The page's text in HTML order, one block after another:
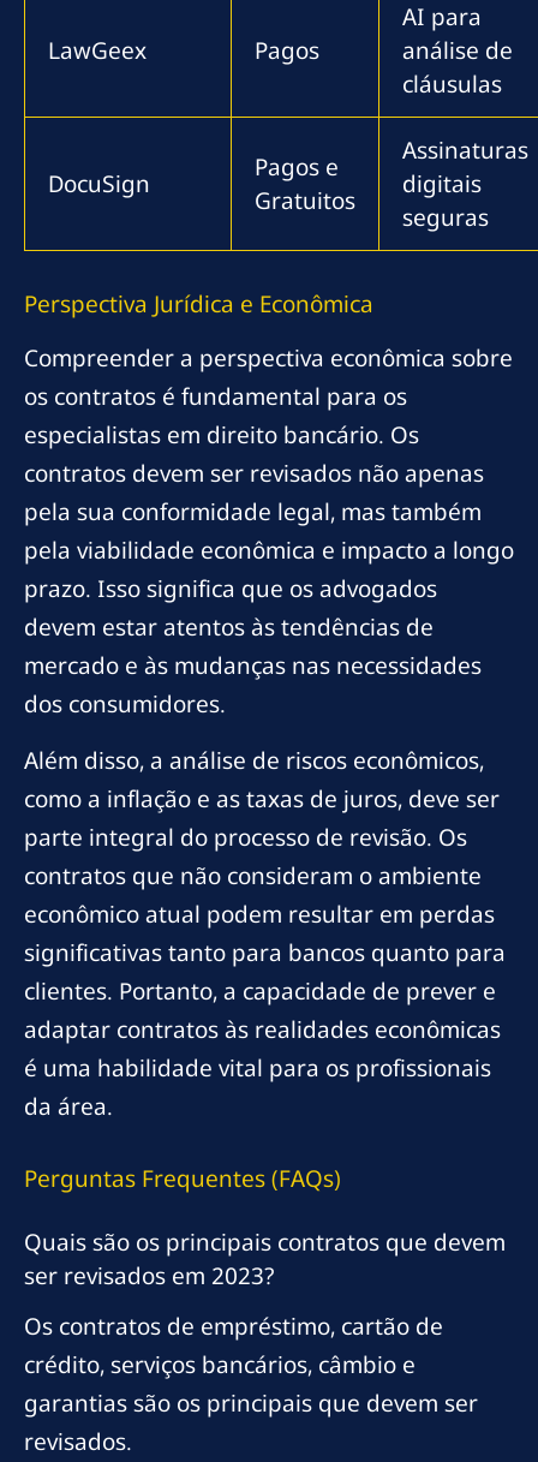
LawGeex Pagos
AI para
análise de
cláusulas
DocuSign
Pagos e
Gratuitos
Assinaturas
digitais
seguras
Perspectiva Jurídica e Econômica
Compreender a perspectiva econômica sobre
os contratos é fundamental para os
especialistas em direito bancário. Os
contratos devem ser revisados não apenas
pela sua conformidade legal, mas também
pela viabilidade econômica e impacto a longo
prazo. Isso significa que os advogados
devem estar atentos às tendências de
mercado e às mudanças nas necessidades
dos consumidores.
Além disso, a análise de riscos econômicos,
como a inflação e as taxas de juros, deve ser
parte integral do processo de revisão. Os
contratos que não consideram o ambiente
econômico atual podem resultar em perdas
significativas tanto para bancos quanto para
clientes. Portanto, a capacidade de prever e
adaptar contratos às realidades econômicas
é uma habilidade vital para os profissionais
da área.
Perguntas Frequentes (FAQs)
Quais são os principais contratos que devem
ser revisados em 2023?
Os contratos de empréstimo, cartão de
crédito, serviços bancários, câmbio e
garantias são os principais que devem ser
revisados.